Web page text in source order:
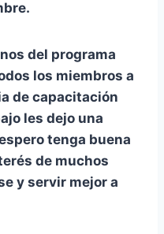
del programa
los miembros a
de capacitación
les dejo una
tenga buena
de muchos
y servir mejor a